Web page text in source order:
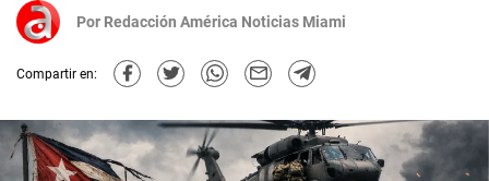
Por Redacción América Noticias Miami
Compartir en: